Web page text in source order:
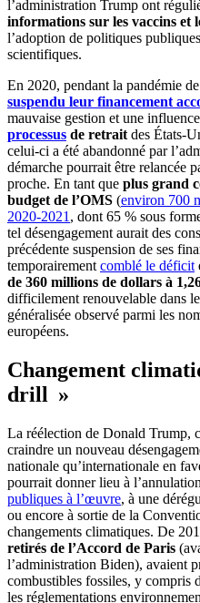
l’administration Trump ont
informations sur les vaccins et
l’adoption de politiques
scientifiques.
En 2020, pendant la pandémie
suspendu leur financement
mauvaise gestion et une
processus de retrait des États-
celui-ci a été abandonné par
démarche pourrait être relancée
proche. En tant que plus grand
budget de l’OMS (environ 700
2020-2021 , dont 65 % sous
tel désengagement aurait des
précédente suspension de ses
temporairement comblé le déficit
de 360 millions de dollars à
difficilement renouvelable dans
généralisée observé parmi les
européens.
Changement
drill »
La réélection de Donald Trump,
craindre un nouveau
nationale qu’internationale en
pourrait donner lieu à
publiques à l’œuvre, à une
ou encore à sortie de la
changements climatiques. De
retirés de l’Accord de Paris
l’administration Biden), avaient
combustibles fossiles, y compris
les réglementations